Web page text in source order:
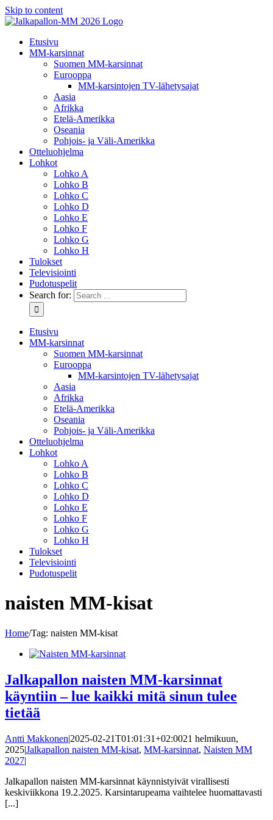
Skip to content
Etusivu
MM-karsinnat
Suomen MM-karsinnat
Eurooppa
MM-karsintojen TV-lähetysajat
Aasia
Afrikka
Etelä-Amerikka
Oseania
Pohjois- ja Väli-Amerikka
Otteluohjelma
Lohkot
Lohko A
Lohko B
Lohko C
Lohko D
Lohko E
Lohko F
Lohko G
Lohko H
Tulokset
Televisiointi
Pudotuspelit
Search for:
Etusivu
MM-karsinnat
Suomen MM-karsinnat
Eurooppa
MM-karsintojen TV-lähetysajat
Aasia
Afrikka
Etelä-Amerikka
Oseania
Pohjois- ja Väli-Amerikka
Otteluohjelma
Lohkot
Lohko A
Lohko B
Lohko C
Lohko D
Lohko E
Lohko F
Lohko G
Lohko H
Tulokset
Televisiointi
Pudotuspelit
naisten MM-kisat
Home/Tag: naisten MM-kisat
Jalkapallon naisten MM-karsinnat
käyntiin – lue kaikki mitä sinun tulee
tietää
Antti Makkonen|2025-02-21T01:01:31+02:0021 helmikuun,
2025|Jalkapallon naisten MM-kisat, MM-karsinnat, Naisten MM
2027|
Jalkapallon naisten MM-karsinnat käynnistyivät virallisesti
keskiviikkona 19.2.2025. Karsintarupeama vaihtelee huomattavasti
[...]